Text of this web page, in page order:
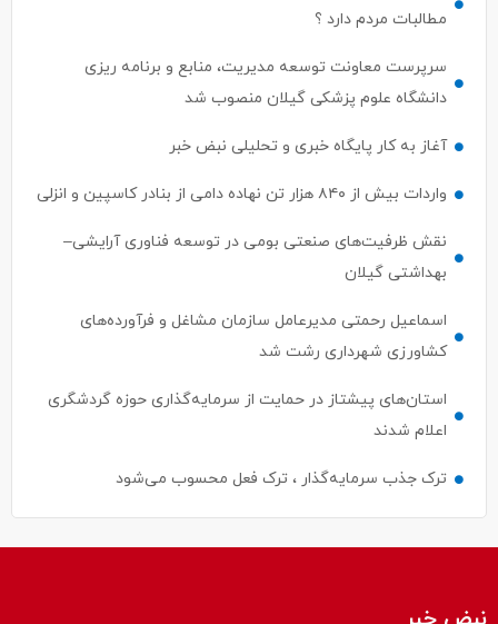
مطالبات مردم دارد ؟
سرپرست معاونت توسعه مدیریت، منابع و برنامه ریزی
دانشگاه علوم پزشکی گیلان منصوب شد
آغاز به کار پایگاه خبری و تحلیلی نبض خبر
واردات بیش از ۸۴۰ هزار تن نهاده دامی از بنادر كاسپین و انزلی
نقش ظرفیت‌های صنعتی بومی در توسعه فناوری آرایشی–
بهداشتی گیلان
اسماعیل رحمتی مدیرعامل سازمان مشاغل و فرآورده‌های
کشاورزی شهرداری رشت شد
استان‌های پیشتاز در حمایت از سرمایه‌گذاری حوزه گردشگری
اعلام شدند
ترک جذب سرمایه‌گذار ، ترک فعل محسوب می‌شود